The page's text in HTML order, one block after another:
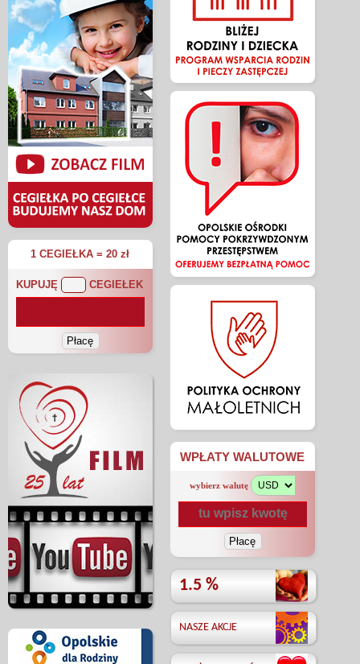
1 CEGIEŁKA = 20 zł
KUPUJĘ CEGIEŁEK
WPŁATY WALUTOWE
wybierz walutę
1.5 %
NASZE AKCJE